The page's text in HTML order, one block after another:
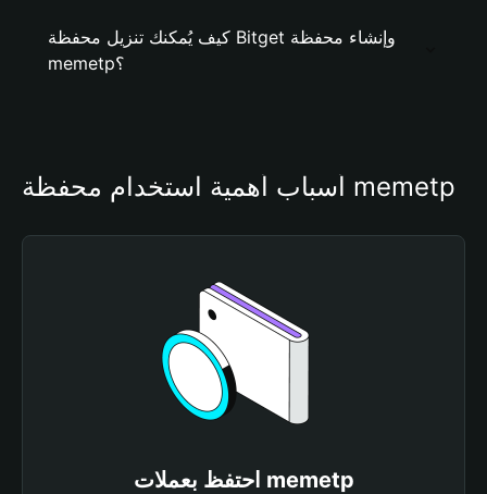
كيف يُمكنك تنزيل محفظة Bitget وإنشاء محفظة
memetp؟
أسباب أهمية استخدام محفظة memetp
احتفظ بعملات memetp